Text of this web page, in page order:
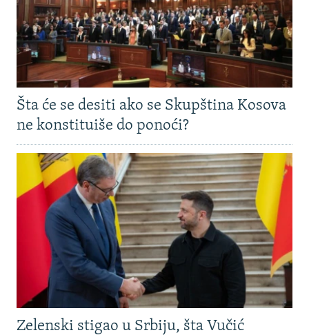
NASTANAK I RASPAD JUGOSLAVIJE
Šta će se desiti ako se Skupština Kosova
ne konstituiše do ponoći?
Zelenski stigao u Srbiju, šta Vučić